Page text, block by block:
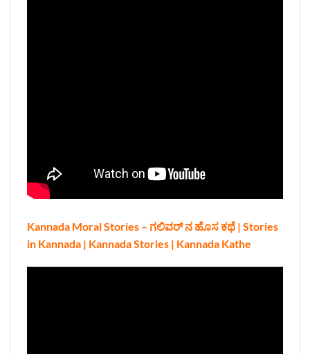
Kannada Moral Stories – ಗಲಿವರ್ ನ ಹೊಸ ಕಥೆ | Stories
in Kannada | Kannada Stories | Kannada Kathe